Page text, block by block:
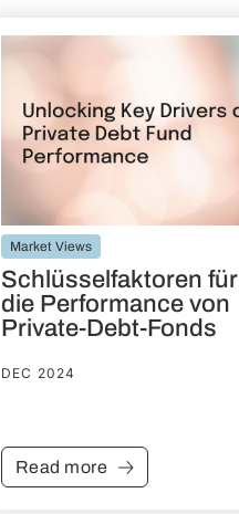
Market Views
Schlüsselfaktoren für
die Performance von
Private-Debt-Fonds
DEC 2024
Read more